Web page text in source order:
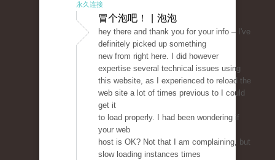
永久连接
冒个泡吧！ | 泡泡
hey there and thank you for your info – I've
definitely picked up something
new from right here. I did however
expertise several technical issues using
this website, as I experienced to reload the
web site a lot of times previous to I could
get it
to load properly. I had been wondering if
your web
host is OK? Not that I am complaining, but
slow loading instances times